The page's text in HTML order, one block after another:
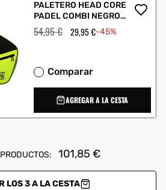
PALETERO HEAD CORE
PADEL COMBI NEGRO
AMARILLO
Precio
habitual
54,95 € Precio
de
29,95 €-45%
Comparar
AGREGAR A LA CESTA
101,85 €
LOS 3 A LA CESTA